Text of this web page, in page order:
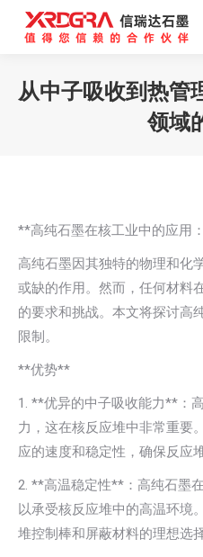
从中子吸收到热管
领域
**高纯石墨在核工业中的应用
高纯石墨因其独特的物理和化
或缺的作用。然而，任何材料
的要求和挑战。本文将探讨高
限制。
**优势**
1. **优异的中子吸收能力**：
力，这在核反应堆中非常重要
应的速度和稳定性，确保反应
2. **高温稳定性**：高纯石墨
以承受核反应堆中的高温环境
堆控制棒和屏蔽材料的理想选择